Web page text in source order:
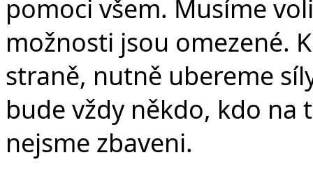
pomoci všem. Musíme
možnosti jsou omezené.
straně, nutně ubereme
bude vždy někdo, kdo na
nejsme zbaveni.